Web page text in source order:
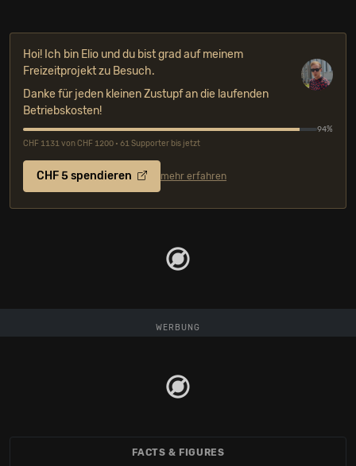
Hoi! Ich bin Elio und du bist grad auf meinem
Freizeitprojekt zu Besuch.
Danke für jeden kleinen Zustupf an die laufenden
Betriebskosten!
94%
CHF 1131 von CHF 1200 • 61 Supporter bis jetzt
CHF 5 spendieren mehr erfahren
WERBUNG
FACTS & FIGURES